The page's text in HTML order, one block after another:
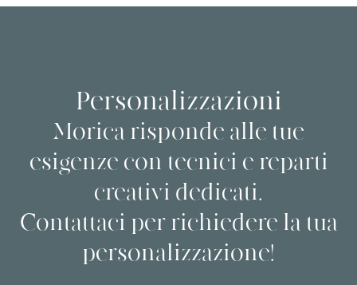
Personalizzazioni
Morica risponde alle tue
esigenze con tecnici e reparti
creativi dedicati.
Contattaci per richiedere la tua
personalizzazione!